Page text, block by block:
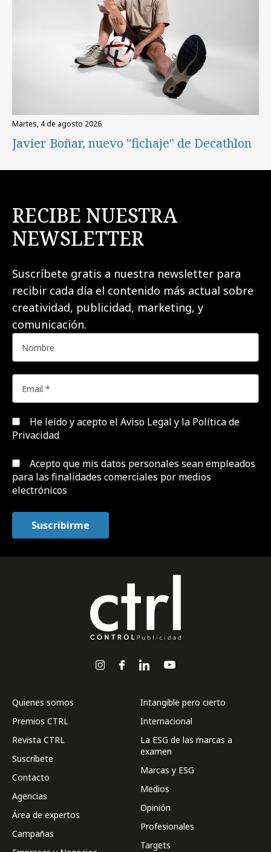
martes, 4 de agosto 2026
Javier Boñar, nuevo "fichaje" de Decathlon
RECIBE NUESTRA
NEWSLETTER
Suscríbete gratis a nuestra newsletter para
recibir cada día el contenido más actual sobre
creatividad, publicidad, marketing, y
comunicación.
He leído y acepto el Aviso Legal y la Política de
Privacidad
Acepto que mis datos personales sean empleados
para las finalidades comerciales por medios
electrónicos
Quienes somos
Premios CTRL
Revista CTRL
Suscríbete
Contacto
Agencias
Área de expertos
Campañas
Intangible pero cierto
Internacional
La ESG de las marcas a
examen
Marcas y ESG
Medios
Opinión
Profesionales
Targets